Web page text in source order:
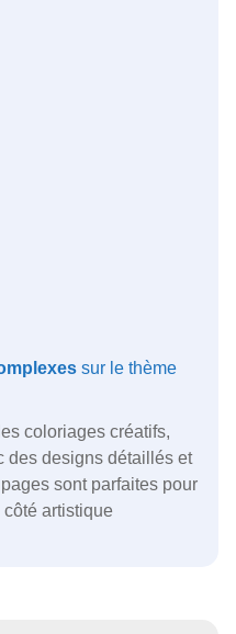
sur le thème
coloriages créatifs,
des designs détaillés et
sont parfaites pour
artistique